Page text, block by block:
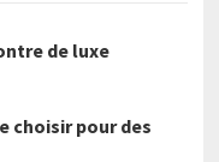
de luxe
choisir pour des